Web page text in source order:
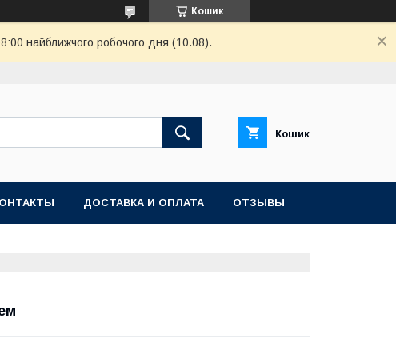
Кошик
найближчого робочого дня (10.08).
Кошик
ДОСТАВКА И ОПЛАТА ОТЗЫВЫ